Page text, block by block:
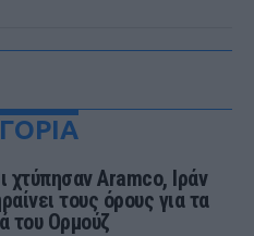
χτύπησαν Aramco, Ιράν
τους όρους για τα
του Ορμούζ